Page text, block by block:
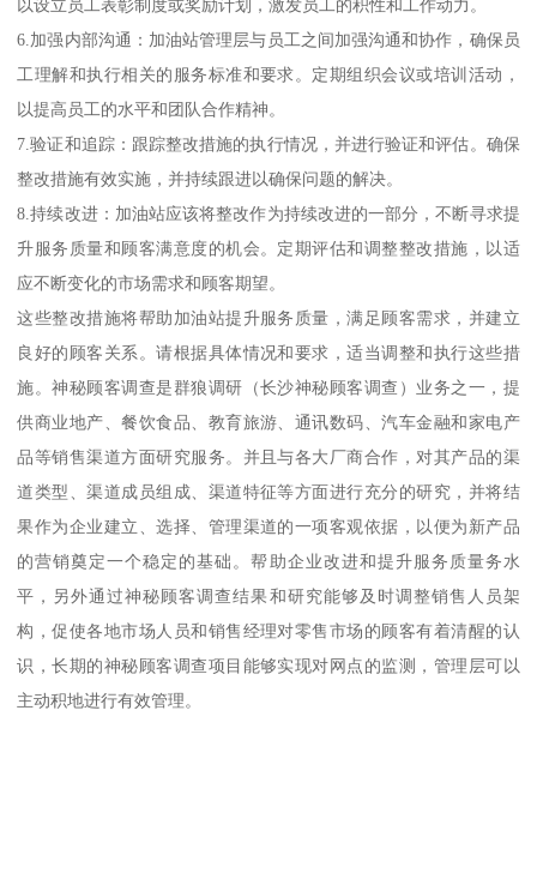
以设立员工表彰制度或奖励计划，激发员工的积性和工作动力。
6.加强内部沟通：加油站管理层与员工之间加强沟通和协作，确保员
工理解和执行相关的服务标准和要求。定期组织会议或培训活动，
以提高员工的水平和团队合作精神。
7.验证和追踪：跟踪整改措施的执行情况，并进行验证和评估。确保
整改措施有效实施，并持续跟进以确保问题的解决。
8.持续改进：加油站应该将整改作为持续改进的一部分，不断寻求提
升服务质量和顾客满意度的机会。定期评估和调整整改措施，以适
应不断变化的市场需求和顾客期望。
这些整改措施将帮助加油站提升服务质量，满足顾客需求，并建立
良好的顾客关系。请根据具体情况和要求，适当调整和执行这些措
施。神秘顾客调查是群狼调研（长沙神秘顾客调查）业务之一，提
供商业地产、餐饮食品、教育旅游、通讯数码、汽车金融和家电产
品等销售渠道方面研究服务。并且与各大厂商合作，对其产品的渠
道类型、渠道成员组成、渠道特征等方面进行充分的研究，并将结
果作为企业建立、选择、管理渠道的一项客观依据，以便为新产品
的营销奠定一个稳定的基础。帮助企业改进和提升服务质量务水
平，另外通过神秘顾客调查结果和研究能够及时调整销售人员架
构，促使各地市场人员和销售经理对零售市场的顾客有着清醒的认
识，长期的神秘顾客调查项目能够实现对网点的监测，管理层可以
主动积地进行有效管理。